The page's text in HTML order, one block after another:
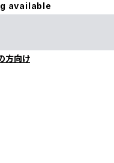
available
方向け